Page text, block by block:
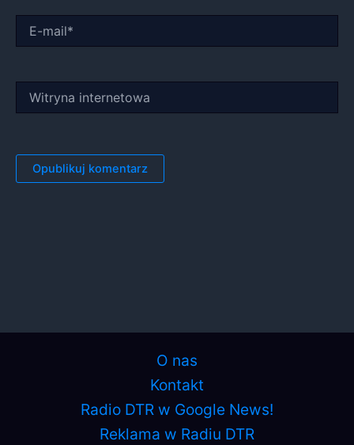
mail*
internetowa
O nas
Kontakt
Radio DTR w Google News!
Reklama w Radiu DTR